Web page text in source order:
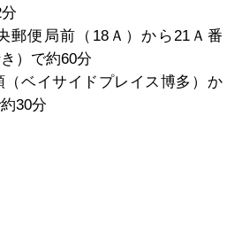
郵便局前（18Ａ）から21Ａ番
）で約60分
ベイサイドプレイス博多）か
30分